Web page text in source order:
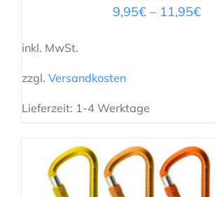
9,95€ – 11,95€
inkl. MwSt.
zzgl. Versandkosten
Lieferzeit: 1-4 Werktage